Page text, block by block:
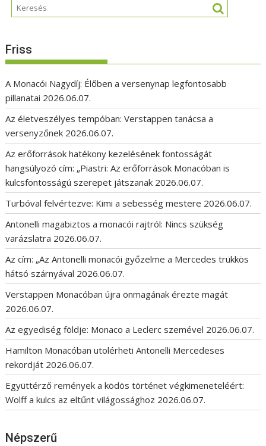
Friss
A Monacói Nagydíj: Élőben a versenynap legfontosabb
pillanatai 2026.06.07.
Az életveszélyes tempóban: Verstappen tanácsa a
versenyzőnek 2026.06.07.
Az erőforrások hatékony kezelésének fontosságát
hangsúlyozó cím: „Piastri: Az erőforrások Monacóban is
kulcsfontosságú szerepet játszanak 2026.06.07.
Turbóval felvértezve: Kimi a sebesség mestere 2026.06.07.
Antonelli magabiztos a monacói rajtról: Nincs szükség
varázslatra 2026.06.07.
Az cím: „Az Antonelli monacói győzelme a Mercedes trükkös
hátsó szárnyával 2026.06.07.
Verstappen Monacóban újra önmagának érezte magát
2026.06.07.
Az egyediség földje: Monaco a Leclerc szemével 2026.06.07.
Hamilton Monacóban utolérheti Antonelli Mercedeses
rekordját 2026.06.07.
Együttérző remények a ködös történet végkimeneteléért:
Wolff a kulcs az eltűnt világossághoz 2026.06.07.
Népszerű